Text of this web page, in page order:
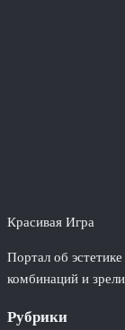
Красивая Игра
Портал об
комбинаций и
Рубрики